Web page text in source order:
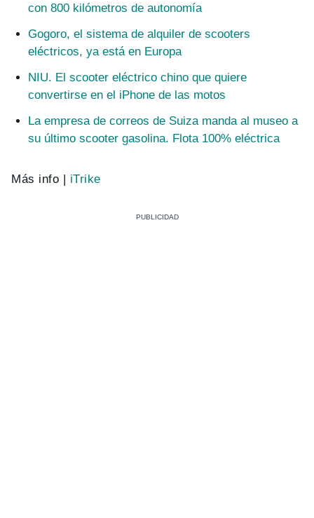
con 800 kilómetros de autonomía
Gogoro, el sistema de alquiler de scooters
eléctricos, ya está en Europa
NIU. El scooter eléctrico chino que quiere
convertirse en el iPhone de las motos
La empresa de correos de Suiza manda al museo a
su último scooter gasolina. Flota 100% eléctrica
Más info | iTrike